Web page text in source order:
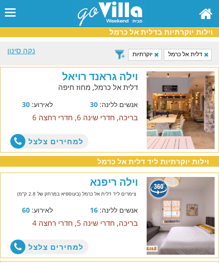
וילות יוקרתיות בדלית אל כרמל
נקה סינון
דלית אל כרמל יוקרתיות
וילה גראנד רויאל
דלית אל כרמל, מחוז חיפה
אנשים ללינה:30 לאירוע:30
בריכה, חדרי שינה 6, חדרי רחצה 6
למחירים צלצל
וילות יוקרתיות ליד דלית אל כרמל
וילה ריפנא
צימרים ליד דלית אל כרמל (בעוספיא במרחק של 2.8 ק"מ)
אנשים ללינה:16 לאירוע:60
בריכה, חדרי שינה 5, חדרי רחצה 4
למחירים צלצל